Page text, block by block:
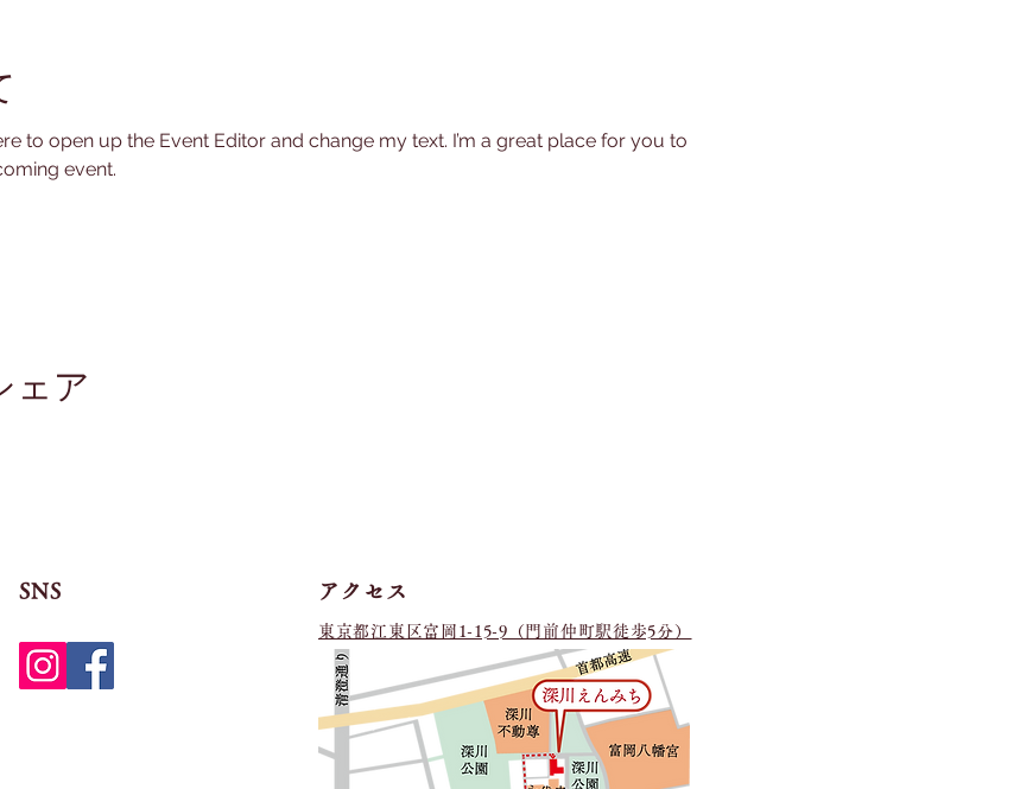
to open up the Event Editor and change my text. I’m a great place for you to
event.
ェア
SNS アクセス
​東京都江東区富岡1-15-9（門前仲町駅徒歩5分）